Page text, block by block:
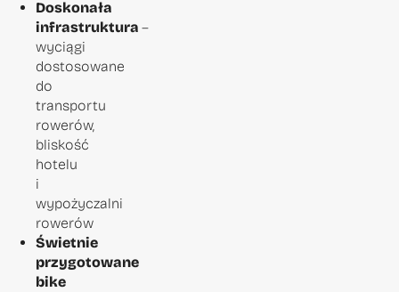
Doskonała
infrastruktura –
wyciągi
dostosowane
do
transportu
rowerów,
bliskość
hotelu
i
wypożyczalni
rowerów
Świetnie
przygotowane
bike